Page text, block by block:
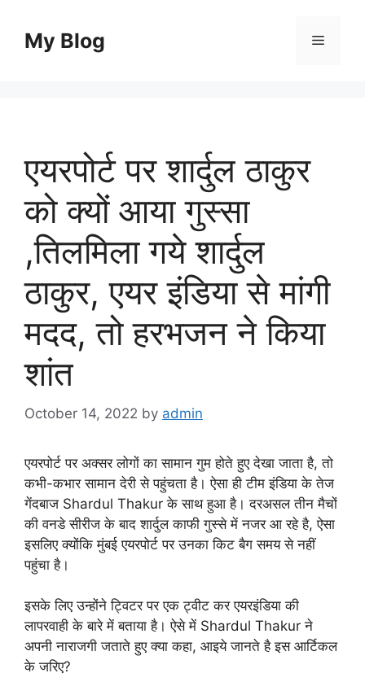
contentMy Blog Menu
एयरपोर्ट पर शार्दुल ठाकुर
को क्यों आया गुस्सा
,तिलमिला गये शार्दुल
ठाकुर, एयर इंडिया से मांगी
मदद, तो हरभजन ने किया
शांत
October 14, 2022 by admin
एयरपोर्ट पर अक्सर लोगों का सामान गुम होते हुए देखा जाता है, तो
कभी-कभार सामान देरी से पहुंचता है। ऐसा ही टीम इंडिया के तेज
गेंदबाज Shardul Thakur के साथ हुआ है। दरअसल तीन मैचों
की वनडे सीरीज के बाद शार्दुल काफी गुस्से में नजर आ रहे है, ऐसा
इसलिए क्योंकि मुंबई एयरपोर्ट पर उनका किट बैग समय से नहीं
पहुंचा है।
इसके लिए उन्होंने ट्विटर पर एक ट्वीट कर एयरइंडिया की
लापरवाही के बारे में बताया है। ऐसे में Shardul Thakur ने
अपनी नाराजगी जताते हुए क्या कहा, आइये जानते है इस आर्टिकल
के जरिए?